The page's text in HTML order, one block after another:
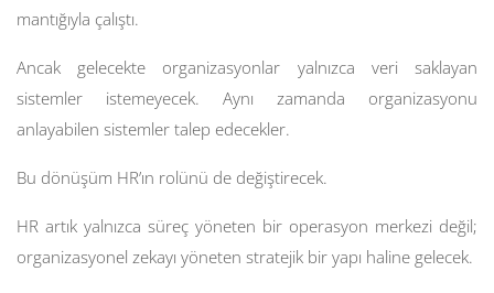
mantığıyla çalıştı.
Ancak gelecekte organizasyonlar yalnızca veri saklayan
sistemler istemeyecek. Aynı zamanda organizasyonu
anlayabilen sistemler talep edecekler.
Bu dönüşüm HR’ın rolünü de değiştirecek.
HR artık yalnızca süreç yöneten bir operasyon merkezi değil;
organizasyonel zekayı yöneten stratejik bir yapı haline gelecek.